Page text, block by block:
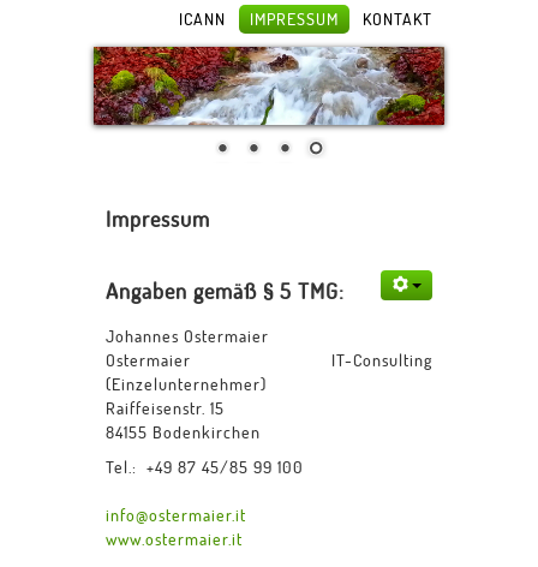
ICANN
IMPRESSUM KONTAKT
Impressum
Angaben gemäß § 5 TMG:
Johannes Ostermaier
Ostermaier IT-Consulting
(Einzelunternehmer)
Raiffeisenstr. 15
84155 Bodenkirchen
Tel.: +49 87 45/85 99 100
info@ostermaier.it
www.ostermaier.it